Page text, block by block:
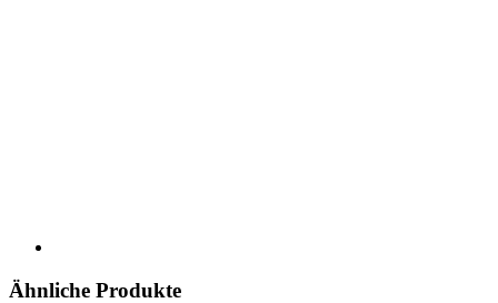
Ähnliche Produkte